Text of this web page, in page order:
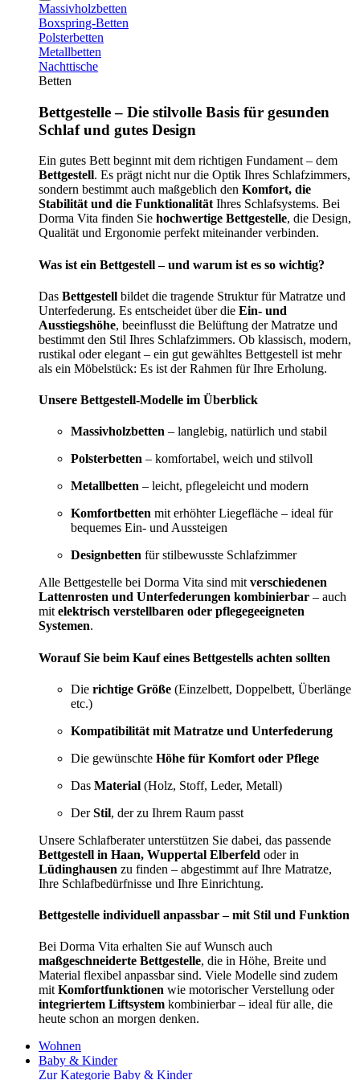
Massivholzbetten
Boxspring-Betten
Polsterbetten
Metallbetten
Nachttische
Betten
Bettgestelle – Die stilvolle Basis für gesunden
Schlaf und gutes Design
Ein gutes Bett beginnt mit dem richtigen Fundament – dem
Bettgestell. Es prägt nicht nur die Optik Ihres Schlafzimmers,
sondern bestimmt auch maßgeblich den Komfort, die
Stabilität und die Funktionalität Ihres Schlafsystems. Bei
Dorma Vita finden Sie hochwertige Bettgestelle, die Design,
Qualität und Ergonomie perfekt miteinander verbinden.
Was ist ein Bettgestell – und warum ist es so wichtig?
Das Bettgestell bildet die tragende Struktur für Matratze und
Unterfederung. Es entscheidet über die Ein- und
Ausstiegshöhe, beeinflusst die Belüftung der Matratze und
bestimmt den Stil Ihres Schlafzimmers. Ob klassisch, modern,
rustikal oder elegant – ein gut gewähltes Bettgestell ist mehr
als ein Möbelstück: Es ist der Rahmen für Ihre Erholung.
Unsere Bettgestell-Modelle im Überblick
Massivholzbetten – langlebig, natürlich und stabil
Polsterbetten – komfortabel, weich und stilvoll
Metallbetten – leicht, pflegeleicht und modern
Komfortbetten mit erhöhter Liegefläche – ideal für
bequemes Ein- und Aussteigen
Designbetten für stilbewusste Schlafzimmer
Alle Bettgestelle bei Dorma Vita sind mit verschiedenen
Lattenrosten und Unterfederungen kombinierbar – auch
mit elektrisch verstellbaren oder pflegegeeigneten
Systemen.
Worauf Sie beim Kauf eines Bettgestells achten sollten
Die richtige Größe (Einzelbett, Doppelbett, Überlänge
etc.)
Kompatibilität mit Matratze und Unterfederung
Die gewünschte Höhe für Komfort oder Pflege
Das Material (Holz, Stoff, Leder, Metall)
DerStil, der zu Ihrem Raum passt
Unsere Schlafberater unterstützen Sie dabei, das passende
Bettgestell in Haan, Wuppertal Elberfeld oder in
Lüdinghausen zu finden – abgestimmt auf Ihre Matratze,
Ihre Schlafbedürfnisse und Ihre Einrichtung.
Bettgestelle individuell anpassbar – mit Stil und Funktion
Bei Dorma Vita erhalten Sie auf Wunsch auch
maßgeschneiderte Bettgestelle, die in Höhe, Breite und
Material flexibel anpassbar sind. Viele Modelle sind zudem
mit Komfortfunktionen wie motorischer Verstellung oder
integriertem Liftsystem kombinierbar – ideal für alle, die
heute schon an morgen denken.
Wohnen
Baby & Kinder
Zur Kategorie Baby & Kinder